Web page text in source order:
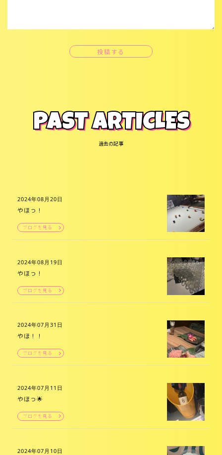
投稿する
PAST ARTICLES
過去の記事
2024年08月20日
やほっ！
ブログを見る
2024年08月19日
やほっ！
ブログを見る
2024年07月31日
やほ！！
ブログを見る
2024年07月11日
やほっ🌟
ブログを見る
2024年07月10日